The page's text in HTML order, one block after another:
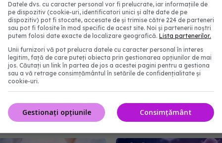
cu coronavirus
zile. Cazul lui a uimit
Conduce la apariția
unice, sensibile
Ce se întâmplă cu cei
avut COVID
05 aug 2025, 13:09
Datele dvs. cu caracter personal vor fi prelucrate, iar informațiile de
pe dispozitiv (cookie-uri, identificatori unici și alte date de pe
dispozitiv) pot fi stocate, accesate de și trimise către 224 de parteneri
sau pot fi folosite în mod specific de acest site. Noi și partenerii noștri
putem folosi date exacte de localizare geografică. Lista partenerilor.
Unii furnizori vă pot prelucra datele cu caracter personal în interes
legitim, față de care puteți obiecta prin gestionarea opțiunilor de mai
jos. Căutați un link în partea de jos a acestei pagini pentru a gestiona
sau a vă retrage consimțământul în setările de confidențialitate și
cookie-uri.
Consimțământ
Gestionați opțiunile